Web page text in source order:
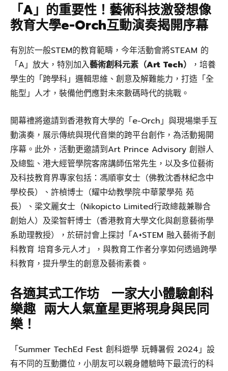
「A」的重要性！藝術科技激發想像
教育大學e-Orch互動演奏揭開序幕
有別於一般STEM的教育範疇，今年活動會將STEAM 的
「A」放大，特別加入藝術創科元素（Art Tech）
，培養
學生的「跨學科」邏輯思維、創意及解難能力，打造「全
能型」人才，裝備他們應對未來數碼時代的挑戰。
開幕禮將邀請到香港教育大學的「e-Orch」與現場樂手互
動演奏，展示傳統與現代音樂的跨平台創作，為活動揭開
序幕。此外，活動更邀請到Art Prince Advisory 創辦人
及總監、港大經管學院客席講師伍常先生，以及多位藝術
及科技教育界專家包括：馮順寧女士（佛教沈香林紀念中
學校長）、許楨博士（耀中幼教學院·中華蒙學苑 苑
長）、梁文麗女士（Nikopicto Limited行政總裁兼聯合
創始人）及梁智軒博士（香港教育大學文化與創意藝術學
系助理教授），於研討會上探討「A+STEM 融入藝術予創
科教育 培育多元人才」，與教育工作者分享如何透過跨學
科教育，提升學生的創意及藝術素養。
各適其式工作坊 一家大小體驗創科
樂趣 兩大人氣童星更將現身與民同
樂！
「Summer TechEd Fest 創科遊學 玩轉暑假 2024」設
有不同的互動攤位，小朋友可以親身體驗時下最流行的科